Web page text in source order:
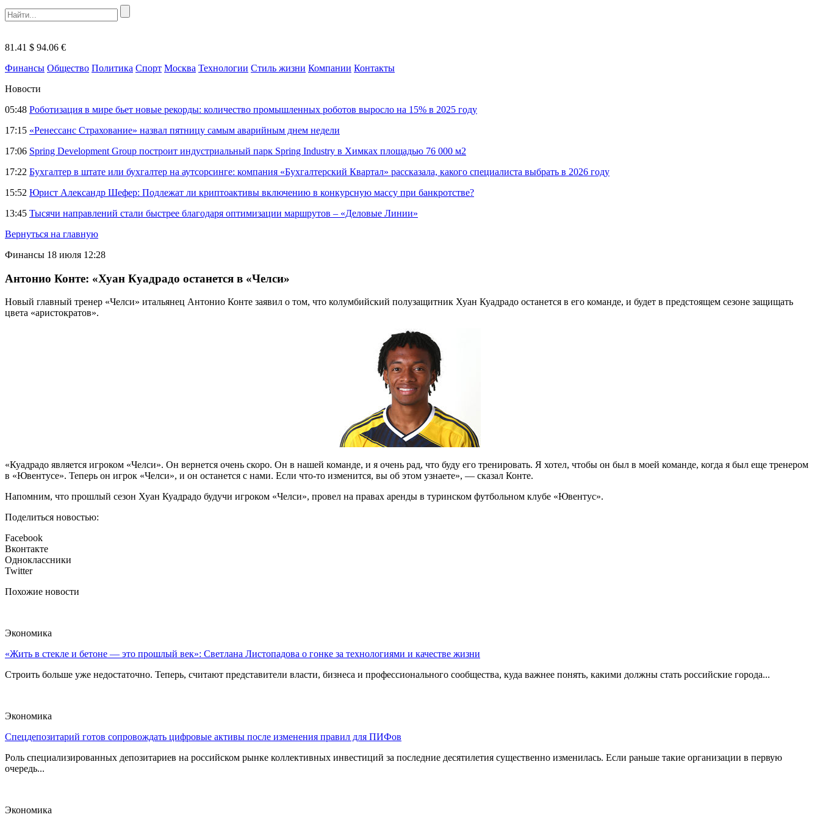
81.41 $ 94.06 €
Финансы Общество Политика Спорт Москва Технологии Стиль жизни Компании Контакты
Новости
05:48 Роботизация в мире бьет новые рекорды: количество промышленных роботов выросло на 15% в 2025 году
17:15 «Ренессанс Страхование» назвал пятницу самым аварийным днем недели
17:06 Spring Development Group построит индустриальный парк Spring Industry в Химках площадью 76 000 м2
17:22 Бухгалтер в штате или бухгалтер на аутсорсинге: компания «Бухгалтерский Квартал» рассказала, какого специалиста выбрать в 2026 году
15:52 Юрист Александр Шефер: Подлежат ли криптоактивы включению в конкурсную массу при банкротстве?
13:45 Тысячи направлений стали быстрее благодаря оптимизации маршрутов – «Деловые Линии»
Вернуться на главную
Финансы 18 июля 12:28
Антонио Конте: «Хуан Куадрадо останется в «Челси»
Новый главный тренер «Челси» итальянец Антонио Конте заявил о том, что колумбийский полузащитник Хуан Куадрадо останется в его команде, и будет в предстоящем сезоне защищать
цвета «аристократов».
«Куадрадо является игроком «Челси». Он вернется очень скоро. Он в нашей команде, и я очень рад, что буду его тренировать. Я хотел, чтобы он был в моей команде, когда я был еще тренером
в «Ювентусе». Теперь он игрок «Челси», и он останется с нами. Если что-то изменится, вы об этом узнаете», — сказал Конте.
Напомним, что прошлый сезон Хуан Куадрадо будучи игроком «Челси», провел на правах аренды в туринском футбольном клубе «Ювентус».
Поделиться новостью:
Facebook
Вконтакте
Одноклассники
Twitter
Похожие новости
Экономика
«Жить в стекле и бетоне — это прошлый век»: Светлана Листопадова о гонке за технологиями и качестве жизни
Строить больше уже недостаточно. Теперь, считают представители власти, бизнеса и профессионального сообщества, куда важнее понять, какими должны стать российские города...
Экономика
Спецдепозитарий готов сопровождать цифровые активы после изменения правил для ПИФов
Роль специализированных депозитариев на российском рынке коллективных инвестиций за последние десятилетия существенно изменилась. Если раньше такие организации в первую
очередь...
Экономика